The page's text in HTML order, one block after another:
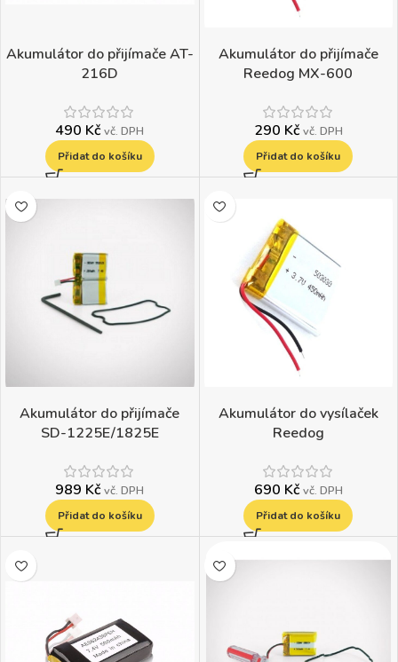
Akumulátor do přijímače AT-
216D
490 Kč vč. DPH
Přidat do košíku
Akumulátor do přijímače
Reedog MX-600
290 Kč vč. DPH
Přidat do košíku
Akumulátor do přijímače
SD-1225E/1825E
989 Kč vč. DPH
Přidat do košíku
Akumulátor do vysílaček
Reedog
690 Kč vč. DPH
Přidat do košíku